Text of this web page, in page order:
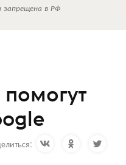
запрещена в РФ